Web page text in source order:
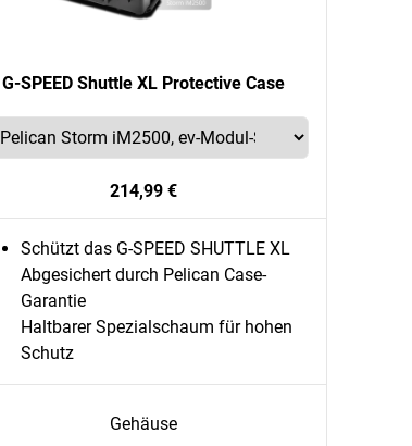
G-SPEED Shuttle XL Protective Case
214,99 €
Schützt das G-SPEED SHUTTLE XL
Abgesichert durch Pelican Case-
Garantie
Haltbarer Spezialschaum für hohen
Schutz
Gehäuse